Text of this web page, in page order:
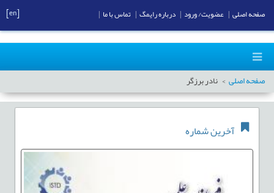
صفحه اصلی نادر برزگر
آخرین شماره
صفحه اصلی عضویت/ ورود درباره رایمگ تماس با ما